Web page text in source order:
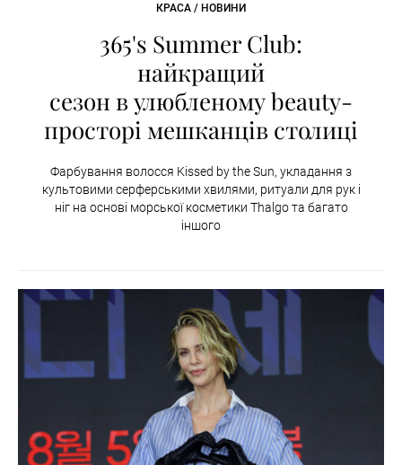
КРАСА / НОВИНИ
365's Summer Club:
найкращий
сезон в улюбленому beauty-
просторі мешканців столиці
Фарбування волосся Kissed by the Sun, укладання з
культовими серферськими хвилями, ритуали для рук і
ніг на основі морської косметики Thalgo та багато
іншого